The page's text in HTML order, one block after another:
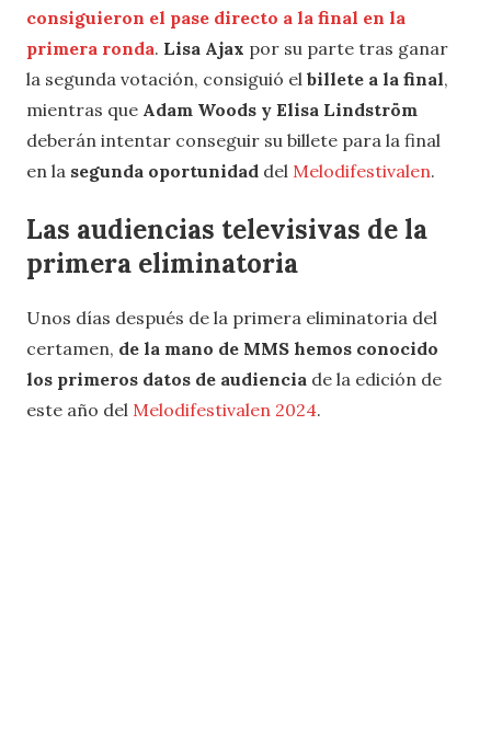
consiguieron el pase directo a la final en la
primera ronda. Lisa Ajax por su parte tras ganar
la segunda votación, consiguió el billete a la final,
mientras que Adam Woods y Elisa Lindström
deberán intentar conseguir su billete para la final
en la segunda oportunidad del Melodifestivalen.
Las audiencias televisivas de la
primera eliminatoria
Unos días después de la primera eliminatoria del
certamen, de la mano de MMS hemos conocido
los primeros datos de audiencia de la edición de
este año del Melodifestivalen 2024.